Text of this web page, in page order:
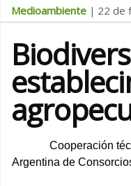
Medioambiente | 22 de
Cooperación
Argentina de